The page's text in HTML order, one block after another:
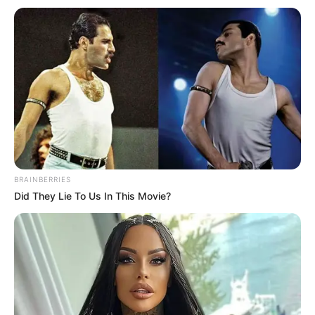
BTR atau tim Bigetron Esport. Tak hanya bermain, ia juga
menjadi juara di berbagai ajang perlombaan.
Daftar isi
Karier
Maureen Gabriella atau BTR Alice populer sejak menjadi anggota
tim Bigerton Esports. Dari menekuni hobinya bermain
gamesecara profesional, ia berhasil mengumpulkan pundi-pundi
uang.
Pada April 2019, ia bergabung klub Belletron Ace. Dengan
kemampuannya meracik strategi, ia mengambil peran sebagai
Rusher dan Scout di Belletron Ace hingga akhirnya memutuskan
keluar pada Maret 2020.
Selepas dari Belletron Ace, ia bergabung dengan Bigerton Esports
BRAINBERRIES
Did They Lie To Us In This Movie?